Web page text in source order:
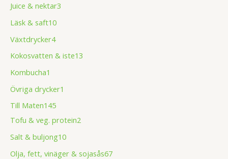
Juice & nektar3
Läsk & saft10
Växtdrycker4
Kokosvatten & iste13
Kombucha1
Övriga drycker1
Till Maten145
Tofu & veg. protein2
Salt & buljong10
Olja, fett, vinäger & sojasås67